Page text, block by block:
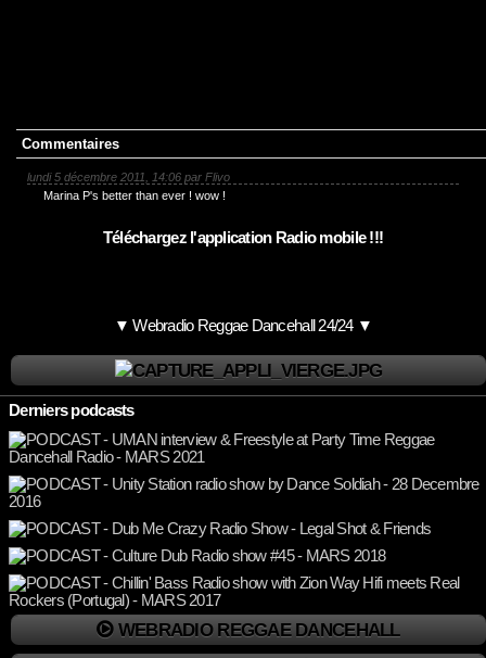
Commentaires
lundi 5 décembre 2011, 14:06 par Flivo
Marina P's better than ever ! wow !
Téléchargez l'application Radio mobile !!!
▼ Webradio Reggae Dancehall 24/24 ▼
Derniers podcasts
WEBRADIO REGGAE DANCEHALL